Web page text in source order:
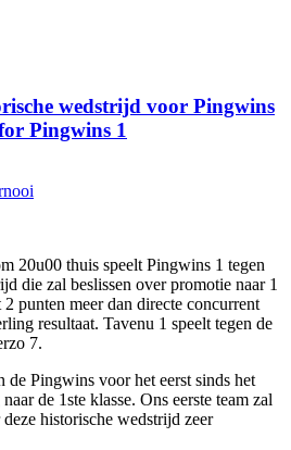
wedstrijd voor Pingwins
Pingwins 1
20u00 thuis speelt Pingwins 1 tegen
die zal beslissen over promotie naar 1
punten meer dan directe concurrent
resultaat. Tavenu 1 speelt tegen de
7.
de Pingwins voor het eerst sinds het
de 1ste klasse. Ons eerste team zal
historische wedstrijd zeer